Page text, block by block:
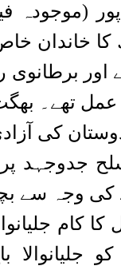
1907ء کو لائل
خاندان
اور
تھے۔
کی
جدوجہد پر
کی وجہ
کام
سانحہ نے کیا۔ 13اپریل